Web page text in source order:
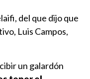
del que dijo que
Luis Campos,
un galardón